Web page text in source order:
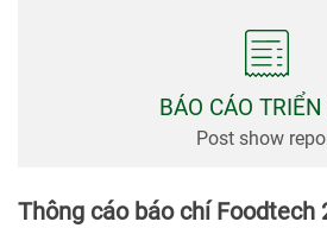
BÁO CÁO
Post show
Thông cáo báo chí Foodtech